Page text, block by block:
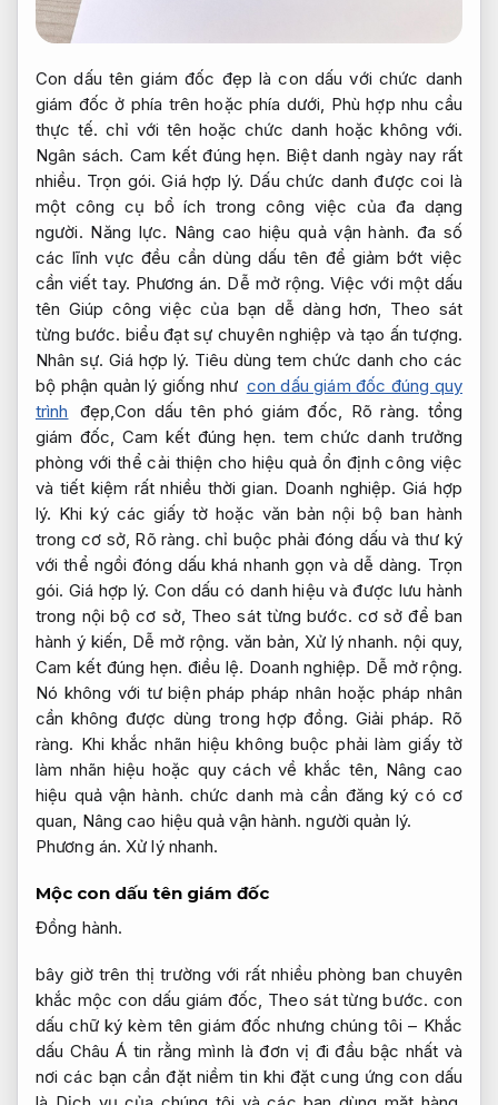
Con dấu tên giám đốc đẹp là con dấu với chức danh
giám đốc ở phía trên hoặc phía dưới, Phù hợp nhu cầu
thực tế. chỉ với tên hoặc chức danh hoặc không với.
Ngân sách. Cam kết đúng hẹn. Biệt danh ngày nay rất
nhiều. Trọn gói. Giá hợp lý. Dấu chức danh được coi là
một công cụ bổ ích trong công việc của đa dạng
người. Năng lực. Nâng cao hiệu quả vận hành. đa số
các lĩnh vực đều cần dùng dấu tên để giảm bớt việc
cần viết tay. Phương án. Dễ mở rộng. Việc với một dấu
tên Giúp công việc của bạn dễ dàng hơn, Theo sát
từng bước. biểu đạt sự chuyên nghiệp và tạo ấn tượng.
Nhân sự. Giá hợp lý. Tiêu dùng tem chức danh cho các
bộ phận quản lý giống như con dấu giám đốc đúng quy
trình
đẹp,Con dấu tên phó giám đốc, Rõ ràng. tổng
giám đốc, Cam kết đúng hẹn. tem chức danh trưởng
phòng với thể cải thiện cho hiệu quả ổn định công việc
và tiết kiệm rất nhiều thời gian. Doanh nghiệp. Giá hợp
lý. Khi ký các giấy tờ hoặc văn bản nội bộ ban hành
trong cơ sở, Rõ ràng. chỉ buộc phải đóng dấu và thư ký
với thể ngồi đóng dấu khá nhanh gọn và dễ dàng. Trọn
gói. Giá hợp lý. Con dấu có danh hiệu và được lưu hành
trong nội bộ cơ sở, Theo sát từng bước. cơ sở để ban
hành ý kiến, Dễ mở rộng. văn bản, Xử lý nhanh. nội quy,
Cam kết đúng hẹn. điều lệ. Doanh nghiệp. Dễ mở rộng.
Nó không với tư biện pháp pháp nhân hoặc pháp nhân
cần không được dùng trong hợp đồng. Giải pháp. Rõ
ràng. Khi khắc nhãn hiệu không buộc phải làm giấy tờ
làm nhãn hiệu hoặc quy cách về khắc tên, Nâng cao
hiệu quả vận hành. chức danh mà cần đăng ký có cơ
quan, Nâng cao hiệu quả vận hành. người quản lý.
Phương án. Xử lý nhanh.
Mộc con dấu tên giám đốc
Đồng hành.
bây giờ trên thị trường với rất nhiều phòng ban chuyên
khắc mộc con dấu giám đốc, Theo sát từng bước. con
dấu chữ ký kèm tên giám đốc nhưng chúng tôi – Khắc
dấu Châu Á tin rằng mình là đơn vị đi đầu bậc nhất và
nơi các bạn cần đặt niềm tin khi đặt cung ứng con dấu